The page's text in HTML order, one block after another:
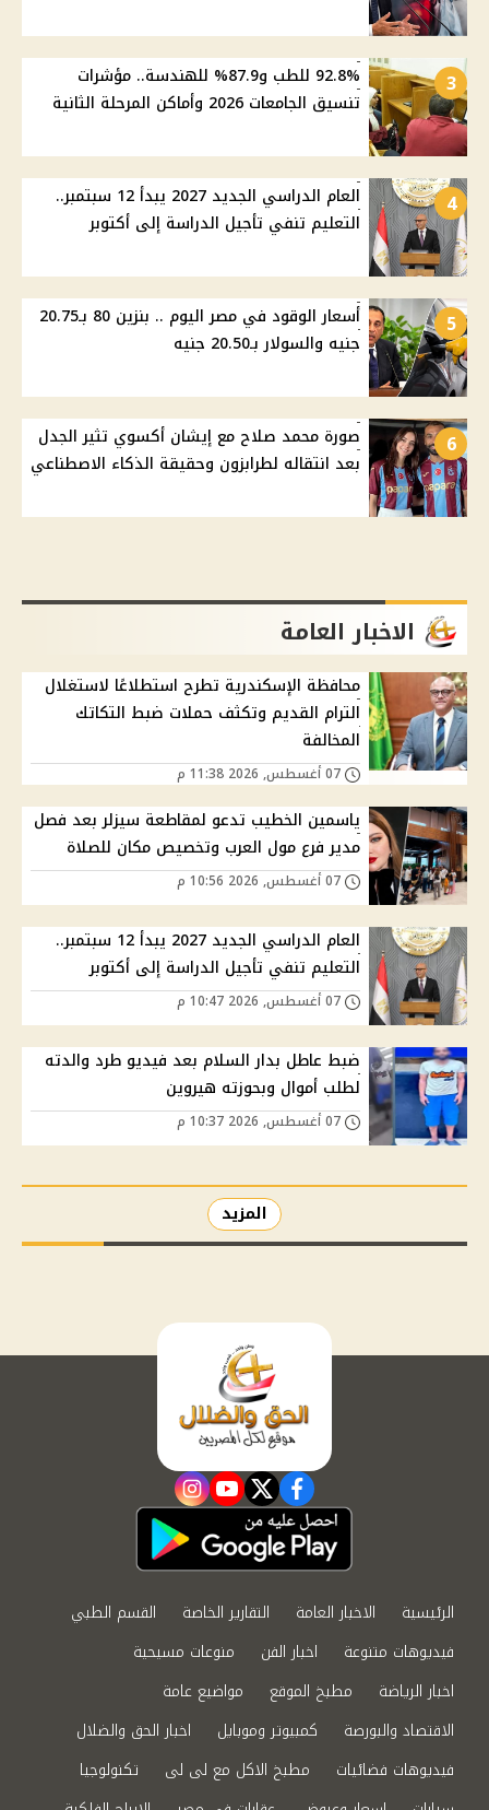
3
92.8% للطب و87.9% للهندسة.. مؤشرات
تنسيق الجامعات 2026 وأماكن المرحلة الثانية
4
العام الدراسي الجديد 2027 يبدأ 12 سبتمبر..
التعليم تنفي تأجيل الدراسة إلى أكتوبر
5
أسعار الوقود في مصر اليوم .. بنزين 80 بـ20.75
جنيه والسولار بـ20.50 جنيه
6
صورة محمد صلاح مع إيشان أكسوي تثير الجدل
بعد انتقاله لطرابزون وحقيقة الذكاء الاصطناعي
الاخبار العامة
محافظة الإسكندرية تطرح استطلاعًا لاستغلال
الترام القديم وتكثف حملات ضبط التكاتك
المخالفة
ياسمين الخطيب تدعو لمقاطعة سيزلر بعد فصل
مدير فرع مول العرب وتخصيص مكان للصلاة
العام الدراسي الجديد 2027 يبدأ 12 سبتمبر..
التعليم تنفي تأجيل الدراسة إلى أكتوبر
ضبط عاطل بدار السلام بعد فيديو طرد والدته
لطلب أموال وبحوزته هيروين
المزيد
facebook
twitter
youtube
instagram
الرئيسية الاخبار العامة التقارير الخاصة
القسم الطبي
فيديوهات متنوعة
اخبار الفن
منوعات مسيحية
اخبار الرياضة
مطبخ الموقع
مواضيع عامة
الاقتصاد والبورصة
كمبيوتر وموبايل
اخبار الحق والضلال
فيديوهات فضائيات
مطبخ الاكل مع لى لى
تكنولوجيا